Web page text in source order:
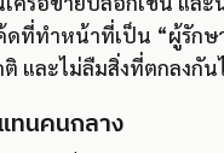
ดที่ทำหน้าที่เป็น “ผู้รัก
และไม่ลืมสิ่งที่ตกลงกัน
ทนคนกลาง